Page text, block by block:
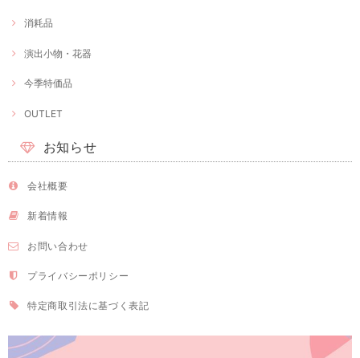
消耗品
演出小物・花器
今季特価品
OUTLET
お知らせ
会社概要
新着情報
お問い合わせ
プライバシーポリシー
特定商取引法に基づく表記